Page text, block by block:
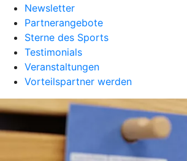
Newsletter
Partnerangebote
Sterne des Sports
Testimonials
Veranstaltungen
Vorteilspartner werden